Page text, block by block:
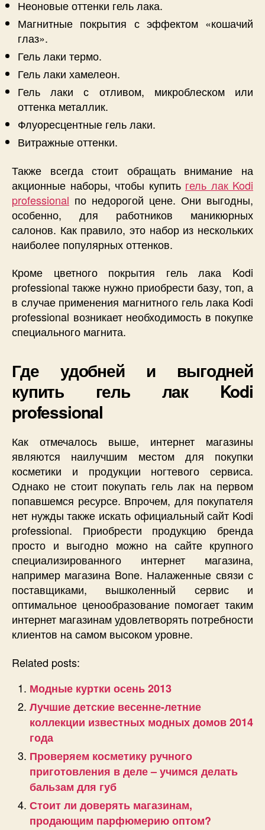
Неоновые оттенки гель лака.
Магнитные покрытия с эффектом «кошачий
глаз».
Гель лаки термо.
Гель лаки хамелеон.
Гель лаки с отливом, микроблеском или
оттенка металлик.
Флуоресцентные гель лаки.
Витражные оттенки.
Также всегда стоит обращать внимание на
акционные наборы, чтобы купить гель лак Kodi
professional по недорогой цене. Они выгодны,
особенно, для работников маникюрных
салонов. Как правило, это набор из нескольких
наиболее популярных оттенков.
Кроме цветного покрытия гель лака Kodi
professional также нужно приобрести базу, топ, а
в случае применения магнитного гель лака Kodi
professional возникает необходимость в покупке
специального магнита.
Где удобней и выгодней
купить гель лак Kodi
professional
Как отмечалось выше, интернет магазины
являются наилучшим местом для покупки
косметики и продукции ногтевого сервиса.
Однако не стоит покупать гель лак на первом
попавшемся ресурсе. Впрочем, для покупателя
нет нужды также искать официальный сайт Kodi
professional. Приобрести продукцию бренда
просто и выгодно можно на сайте крупного
специализированного интернет магазина,
например магазина Bone. Налаженные связи с
поставщиками, вышколенный сервис и
оптимальное ценообразование помогает таким
интернет магазинам удовлетворять потребности
клиентов на самом высоком уровне.
Related posts:
Модные куртки осень 2013
Лучшие детские весенне-летние
коллекции известных модных домов 2014
года
Проверяем косметику ручного
приготовления в деле – учимся делать
бальзам для губ
Стоит ли доверять магазинам,
продающим парфюмерию оптом?